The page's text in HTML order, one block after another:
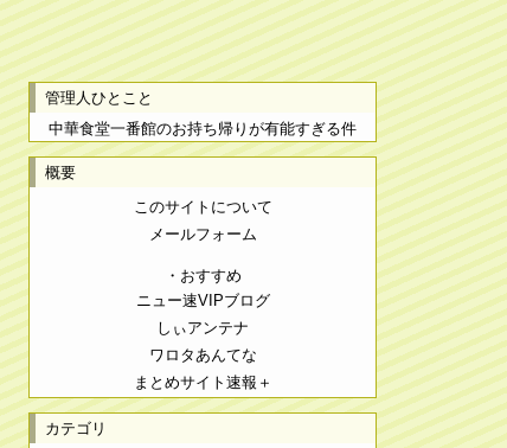
管理人ひとこと
中華食堂一番館のお持ち帰りが有能すぎる件
概要
このサイトについて
メールフォーム
・おすすめ
ニュー速VIPブログ
しぃアンテナ
ワロタあんてな
まとめサイト速報＋
カテゴリ